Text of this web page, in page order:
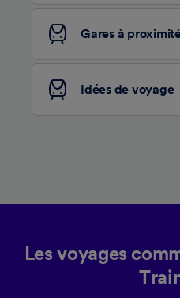
Gares à
Idées de voyage
Les voyages
Liste de nos